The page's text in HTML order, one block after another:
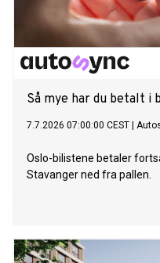
Så mye har du betalt i
7.7.2026 07:00:00 CEST
Oslo-bilistene betaler
Stavanger ned fra pallen.